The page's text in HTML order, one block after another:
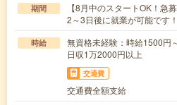
期間
【8月中のスタートOK！
2～3日後に就業が可能です！
時給
無資格未経験：時給1500
日収1万2000円以上
交通費
交通費全額支給